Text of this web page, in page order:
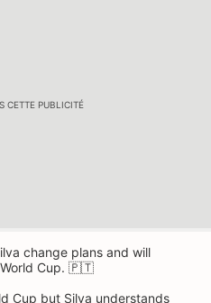
CETTE PUBLICITÉ
change plans and will
World Cup. 🇵🇹
Cup but Silva understands